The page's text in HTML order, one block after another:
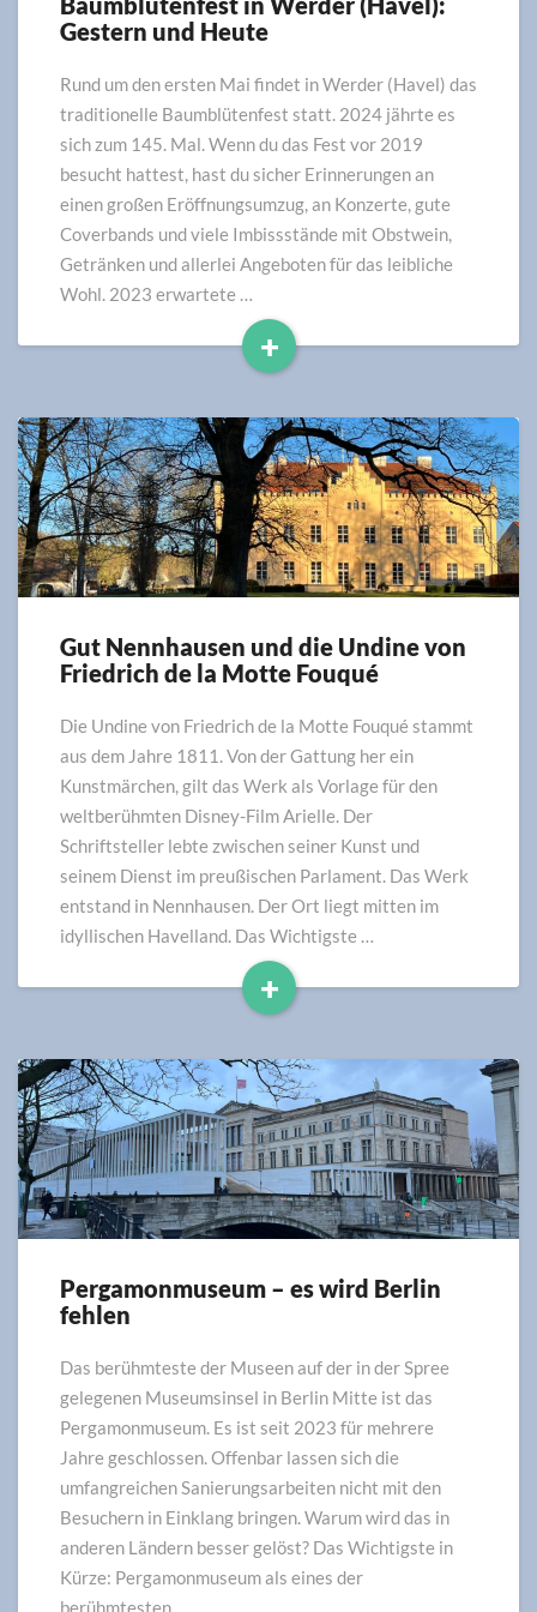
in
(Havel):
Gestern
und
Gestern und Heute
Rund um den ersten Mai findet in Werder (Havel) das
traditionelle Baumblütenfest statt. 2024 jährte es
sich zum 145. Mal. Wenn du das Fest vor 2019
besucht hattest, hast du sicher Erinnerungen an
einen großen Eröffnungsumzug, an Konzerte, gute
Coverbands und viele Imbissstände mit Obstwein,
Getränken und allerlei Angeboten für das leibliche
Wohl. 2023 erwartete …
+
Read
Gut
Nennhausen
die
Undine
von
de
la
Motte
Fouqué
Gut Nennhausen und die Undine von
Friedrich de la Motte Fouqué
Die Undine von Friedrich de la Motte Fouqué stammt
aus dem Jahre 1811. Von der Gattung her ein
Kunstmärchen, gilt das Werk als Vorlage für den
weltberühmten Disney-Film Arielle. Der
Schriftsteller lebte zwischen seiner Kunst und
seinem Dienst im preußischen Parlament. Das Werk
entstand in Nennhausen. Der Ort liegt mitten im
idyllischen Havelland. Das Wichtigste …
+
Read
Pergamonmuseum
–
wird
Berlin
fehlen
Pergamonmuseum – es wird Berlin
fehlen
Das berühmteste der Museen auf der in der Spree
gelegenen Museumsinsel in Berlin Mitte ist das
Pergamonmuseum. Es ist seit 2023 für mehrere
Jahre geschlossen. Offenbar lassen sich die
umfangreichen Sanierungsarbeiten nicht mit den
Besuchern in Einklang bringen. Warum wird das in
anderen Ländern besser gelöst? Das Wichtigste in
Kürze: Pergamonmuseum als eines der
berühmtesten …